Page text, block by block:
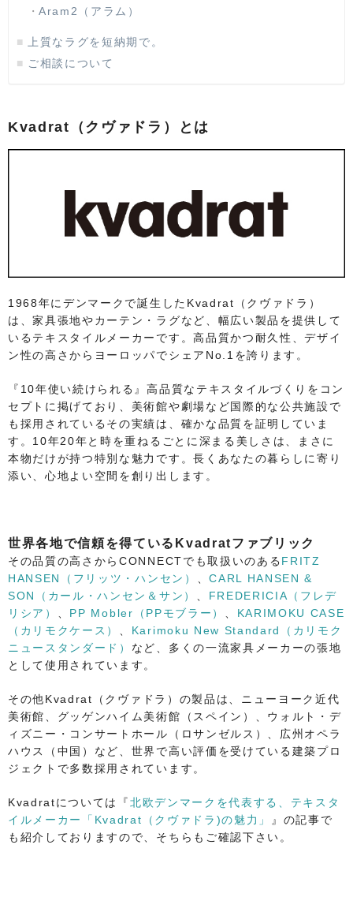
Aram2（アラム）
上質なラグを短納期で。
ご相談について
Kvadrat（クヴァドラ）とは
1968年にデンマークで誕生したKvadrat（クヴァドラ）
は、家具張地やカーテン・ラグなど、幅広い製品を提供して
いるテキスタイルメーカーです。高品質かつ耐久性、デザイ
ン性の高さからヨーロッパでシェアNo.1を誇ります。
『10年使い続けられる』高品質なテキスタイルづくりをコン
セプトに掲げており、美術館や劇場など国際的な公共施設で
も採用されているその実績は、確かな品質を証明していま
す。10年20年と時を重ねるごとに深まる美しさは、まさに
本物だけが持つ特別な魅力です。長くあなたの暮らしに寄り
添い、心地よい空間を創り出します。
世界各地で信頼を得ているKvadratファブリック
その品質の高さからCONNECTでも取扱いのある FRITZ
HANSEN（フリッツ・ハンセン）
、CARL HANSEN &
SON（カール・ハンセン＆サン）
FREDERICIA（フレデ
リシア）
PP Mobler（PPモブラー）
KARIMOKU CASE
（カリモクケース）
Karimoku New Standard（カリモク
ニュースタンダード） など、多くの一流家具メーカーの張地
として使用されています。
その他Kvadrat（クヴァドラ）の製品は、ニューヨーク近代
美術館、グッゲンハイム美術館（スペイン）、ウォルト・デ
ィズニー・コンサートホール（ロサンゼルス）、広州オペラ
ハウス（中国）など、世界で高い評価を受けている建築プロ
ジェクトで多数採用されています。
Kvadratについては『北欧デンマークを代表する、テキスタ
イルメーカー「Kvadrat（クヴァドラ)の魅力」
』の記事で
も紹介しておりますので、そちらもご確認下さい。